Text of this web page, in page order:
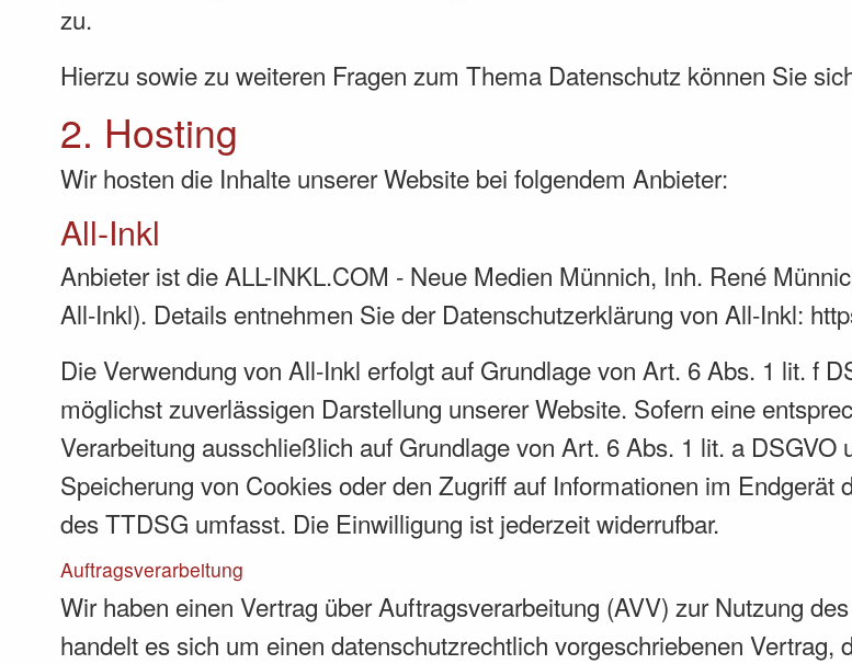
zu.
Hierzu sowie zu weiteren Fragen zum Thema Datenschutz können Sie
2. Hosting
Wir hosten die Inhalte unserer Website bei folgendem Anbieter:
All-Inkl
Anbieter ist die ALL-INKL.COM - Neue Medien Münnich, Inh. René
All-Inkl). Details entnehmen Sie der Datenschutzerklärung von All-Inkl:
Die Verwendung von All-Inkl erfolgt auf Grundlage von Art. 6 Abs. 1 lit. f
möglichst zuverlässigen Darstellung unserer Website. Sofern eine
Verarbeitung ausschließlich auf Grundlage von Art. 6 Abs. 1 lit. a
Speicherung von Cookies oder den Zugriff auf Informationen im
des TTDSG umfasst. Die Einwilligung ist jederzeit widerrufbar.
Auftragsverarbeitung
Wir haben einen Vertrag über Auftragsverarbeitung (AVV) zur Nutzung
handelt es sich um einen datenschutzrechtlich vorgeschriebenen Vertrag,